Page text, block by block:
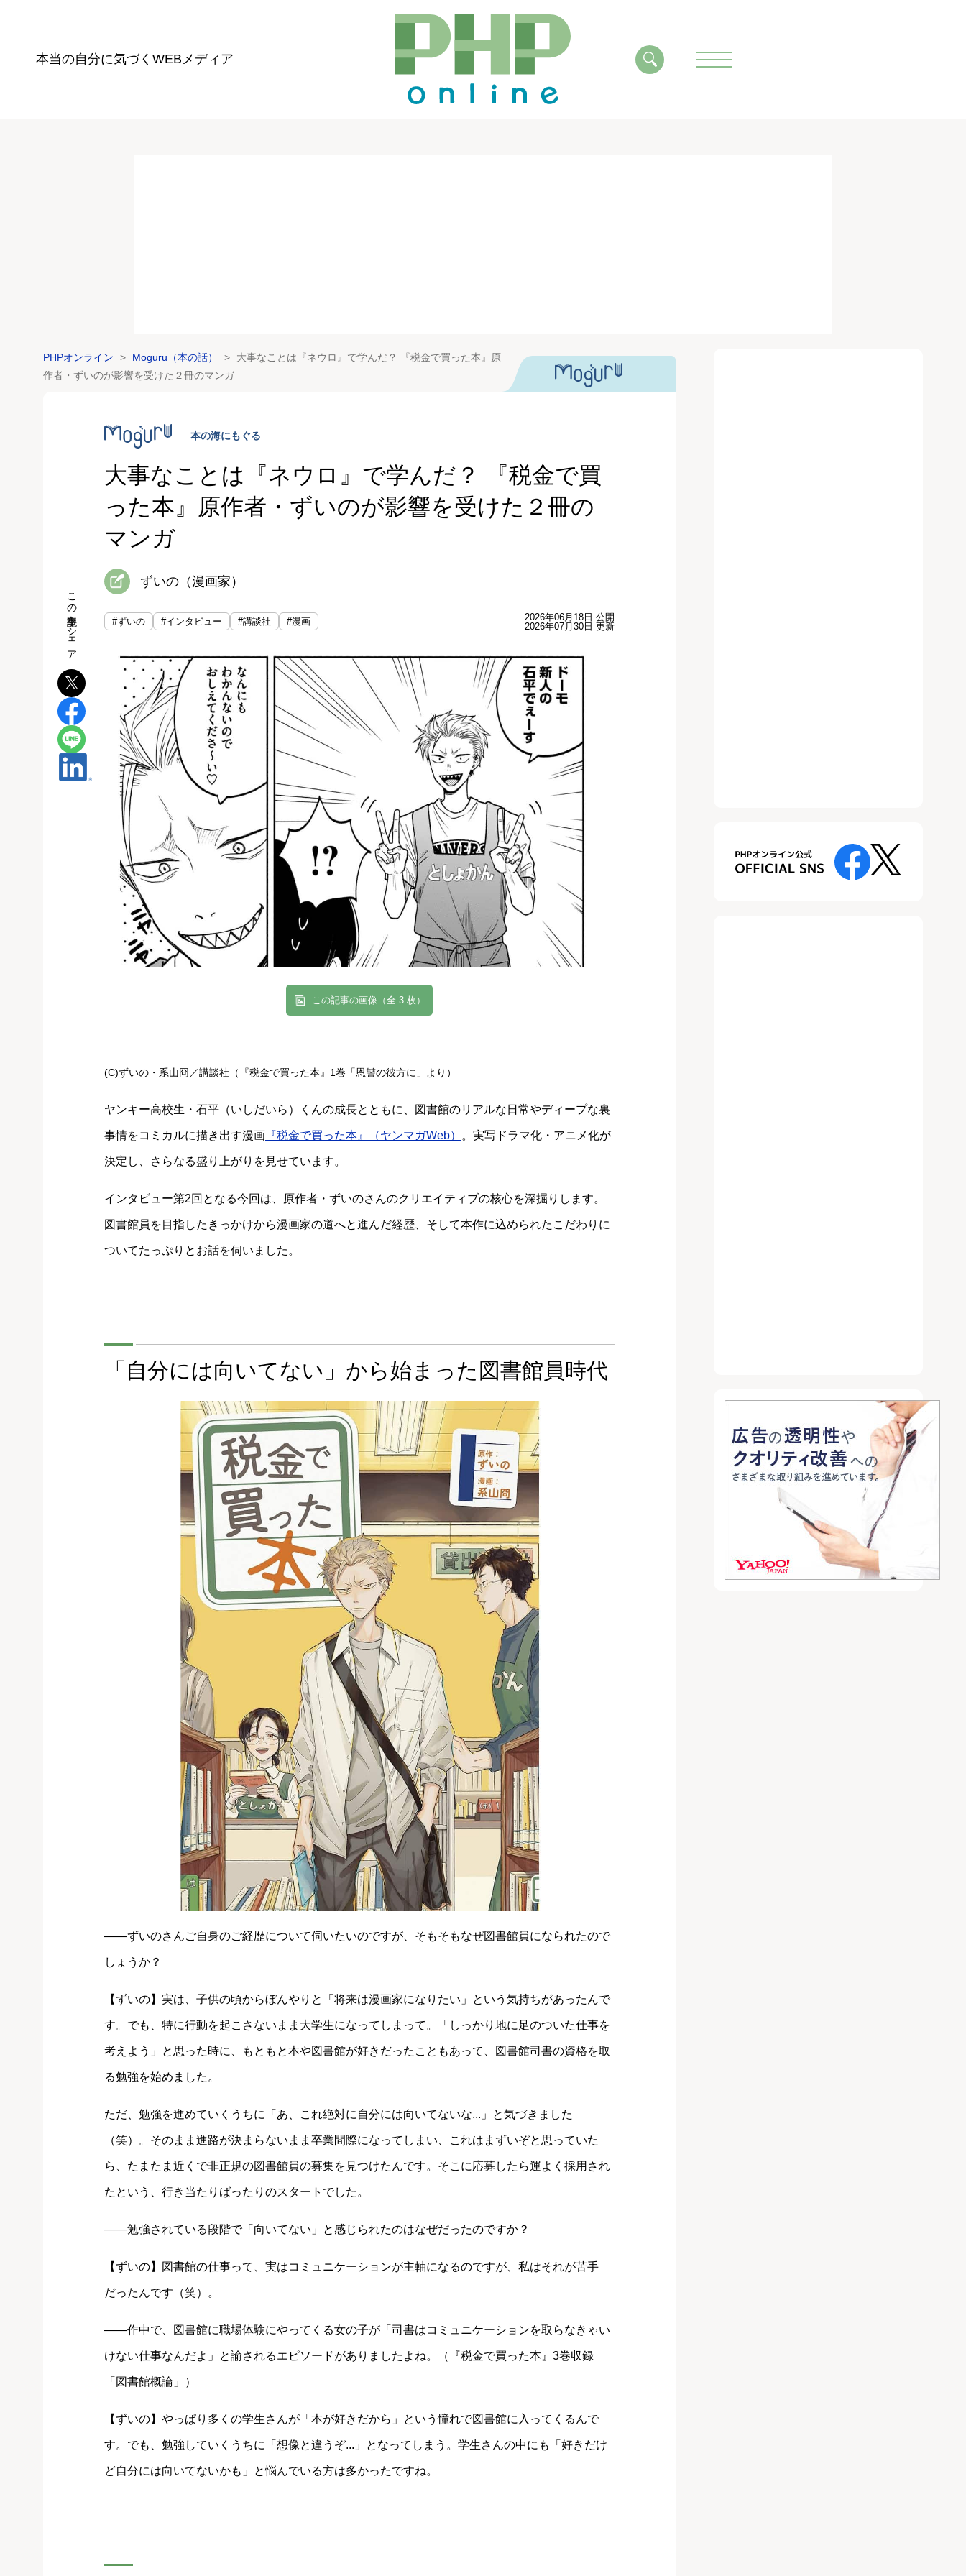
本当の自分に気づく WEBメディア
PHPオンライン Moguru（本の話）
大事なことは『ネウロ』で学んだ？ 『税金で買った本』原
作者・ずいのが影響を受けた２冊のマンガ
大事なことは『ネウロ』で学んだ？ 『税金で買
った本』原作者・ずいのが影響を受けた２冊の
マンガ
ずいの（漫画家）
#ずいの #インタビュー #講談社 #漫画
2026年06月18日 公開
2026年07月30日 更新
この記事の画像（全 3 枚）
(C)ずいの・系山冏／講談社（『税金で買った本』1巻「恩讐の彼方に」より）
ヤンキー高校生・石平（いしだいら）くんの成長とともに、図書館のリアルな日常やディープな裏
事情をコミカルに描き出す漫画 『税金で買った本』（ヤンマガWeb） 。実写ドラマ化・アニメ化が
決定し、さらなる盛り上がりを見せています。
インタビュー第2回となる今回は、原作者・ずいのさんのクリエイティブの核心を深掘りします。
図書館員を目指したきっかけから漫画家の道へと進んだ経歴、そして本作に込められたこだわりに
ついてたっぷりとお話を伺いました。
「自分には向いてない」から始まった図書館員時代
――ずいのさんご自身のご経歴について伺いたいのですが、そもそもなぜ図書館員になられたので
しょうか？
【ずいの】実は、子供の頃からぼんやりと「将来は漫画家になりたい」という気持ちがあったんで
す。でも、特に行動を起こさないまま大学生になってしまって。「しっかり地に足のついた仕事を
考えよう」と思った時に、もともと本や図書館が好きだったこともあって、図書館司書の資格を取
る勉強を始めました。
ただ、勉強を進めていくうちに「あ、これ絶対に自分には向いてないな...」と気づきました
（笑）。そのまま進路が決まらないまま卒業間際になってしまい、これはまずいぞと思っていた
ら、たまたま近くで非正規の図書館員の募集を見つけたんです。そこに応募したら運よく採用され
たという、行き当たりばったりのスタートでした。
――勉強されている段階で「向いてない」と感じられたのはなぜだったのですか？
【ずいの】図書館の仕事って、実はコミュニケーションが主軸になるのですが、私はそれが苦手
だったんです（笑）。
――作中で、図書館に職場体験にやってくる女の子が「司書はコミュニケーションを取らなきゃい
けない仕事なんだよ」と諭されるエピソードがありましたよね。（『税金で買った本』3巻収録
「図書館概論」）
【ずいの】やっぱり多くの学生さんが「本が好きだから」という憧れで図書館に入ってくるんで
す。でも、勉強していくうちに「想像と違うぞ...」となってしまう。学生さんの中にも「好きだけ
ど自分には向いてないかも」と悩んでいる方は多かったですね。
この記事をシェア